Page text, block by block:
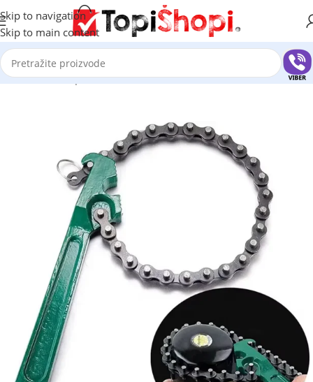
Skip to navigation
Skip to main content
Početna/Auto oprema/Alat za automehaničare